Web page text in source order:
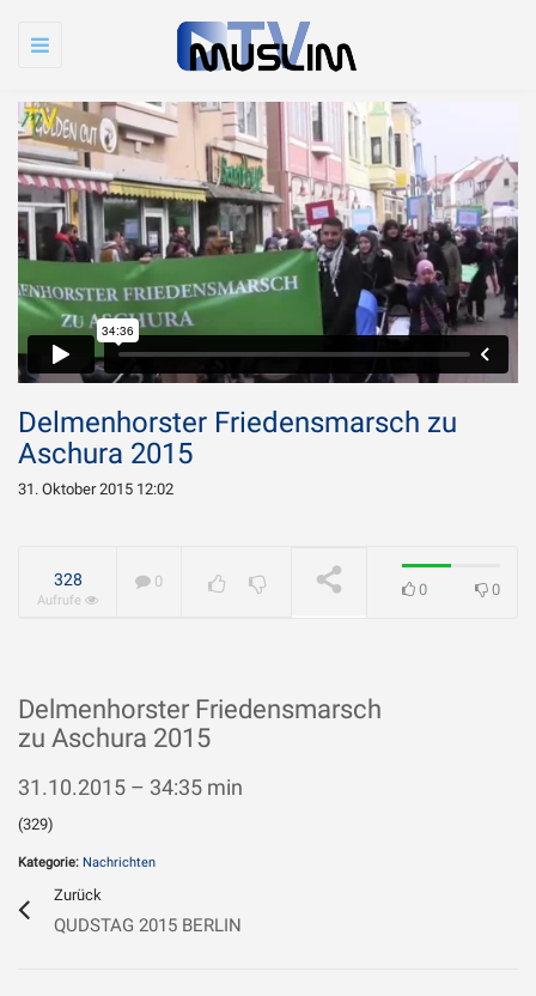
Toggle
Delmenhorster Friedensmarsch zu
Aschura 2015
31. Oktober 2015 12:02
328
Aufrufe
0 0 0
Delmenhorster Friedensmarsch
zu Aschura 2015
31.10.2015 – 34:35 min
(329)
Kategorie: Nachrichten
Zurück
QUDSTAG 2015 BERLIN